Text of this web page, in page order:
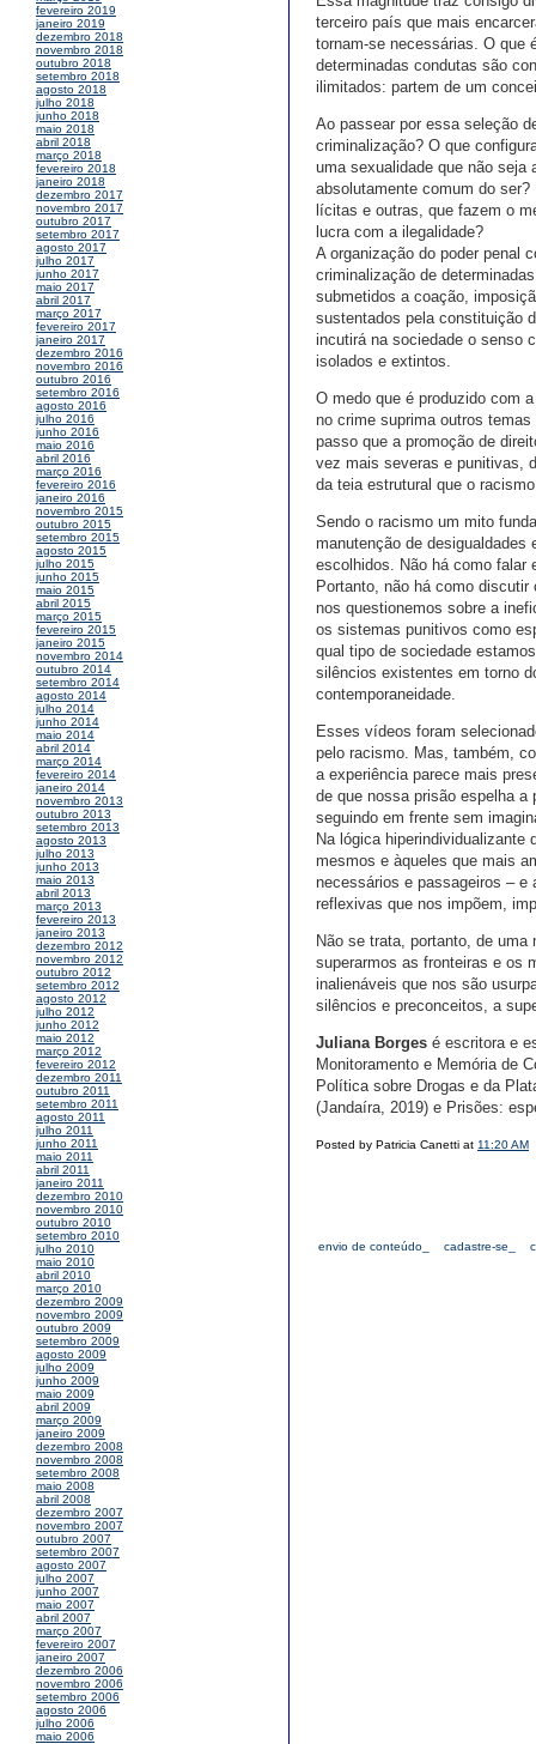
fevereiro 2019
janeiro 2019
dezembro 2018
novembro 2018
outubro 2018
setembro 2018
agosto 2018
julho 2018
junho 2018
maio 2018
abril 2018
março 2018
fevereiro 2018
janeiro 2018
dezembro 2017
novembro 2017
outubro 2017
setembro 2017
agosto 2017
julho 2017
junho 2017
maio 2017
abril 2017
março 2017
fevereiro 2017
janeiro 2017
dezembro 2016
novembro 2016
outubro 2016
setembro 2016
agosto 2016
julho 2016
junho 2016
maio 2016
abril 2016
março 2016
fevereiro 2016
janeiro 2016
novembro 2015
outubro 2015
setembro 2015
agosto 2015
julho 2015
junho 2015
maio 2015
abril 2015
março 2015
fevereiro 2015
janeiro 2015
novembro 2014
outubro 2014
setembro 2014
agosto 2014
julho 2014
junho 2014
maio 2014
abril 2014
março 2014
fevereiro 2014
janeiro 2014
novembro 2013
outubro 2013
setembro 2013
agosto 2013
julho 2013
junho 2013
maio 2013
abril 2013
março 2013
fevereiro 2013
janeiro 2013
dezembro 2012
novembro 2012
outubro 2012
setembro 2012
agosto 2012
julho 2012
junho 2012
maio 2012
março 2012
fevereiro 2012
dezembro 2011
outubro 2011
setembro 2011
agosto 2011
julho 2011
junho 2011
maio 2011
abril 2011
janeiro 2011
dezembro 2010
novembro 2010
outubro 2010
setembro 2010
julho 2010
maio 2010
abril 2010
março 2010
dezembro 2009
novembro 2009
outubro 2009
setembro 2009
agosto 2009
julho 2009
junho 2009
maio 2009
abril 2009
março 2009
janeiro 2009
dezembro 2008
novembro 2008
setembro 2008
maio 2008
abril 2008
dezembro 2007
novembro 2007
outubro 2007
setembro 2007
agosto 2007
julho 2007
junho 2007
maio 2007
abril 2007
março 2007
fevereiro 2007
janeiro 2007
dezembro 2006
novembro 2006
setembro 2006
agosto 2006
julho 2006
maio 2006
terceiro país que mais
tornam-se necessárias. O que
determinadas condutas são
ilimitados: partem de um
Ao passear por essa seleção
criminalização? O que
uma sexualidade que não seja
absolutamente comum do
lícitas e outras, que fazem o
lucra com a ilegalidade?
A organização do poder penal
criminalização de
submetidos a coação,
sustentados pela constituição
incutirá na sociedade o senso
isolados e extintos.
O medo que é produzido com
no crime suprima outros
passo que a promoção de
vez mais severas e punitivas,
da teia estrutural que o
Sendo o racismo um mito
manutenção de
escolhidos. Não há como falar
Portanto, não há como
nos questionemos sobre a
os sistemas punitivos como
qual tipo de sociedade
silêncios existentes em torno
contemporaneidade.
Esses vídeos foram
pelo racismo. Mas, também,
a experiência parece mais
de que nossa prisão espelha
seguindo em frente sem
Na lógica
mesmos e àqueles que mais
necessários e passageiros –
reflexivas que nos impõem,
Não se trata, portanto, de
superarmos as fronteiras e os
inalienáveis que nos são
silêncios e preconceitos, a
Juliana Borges é escritora e
Monitoramento e Memória de
Política sobre Drogas e da
(Jandaíra, 2019) e Prisões:
Posted by Patricia Canetti at 11:20 AM
envio de conteúdo_ cadastre-se_